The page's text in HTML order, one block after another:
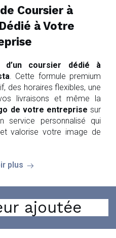
Coursier à
Dédié à Votre
d’un coursier dédié à
. Cette formule premium
des horaires flexibles, une
livraisons et même la
de votre entreprise sur
service personnalisé qui
valorise votre image de
plus
ajoutée